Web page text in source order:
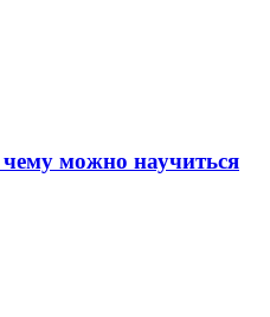
можно научиться